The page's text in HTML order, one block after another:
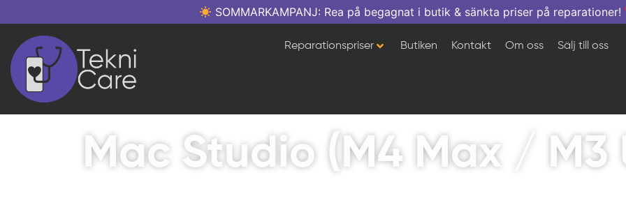
SOMMARKAMPANJ: Rea på begagnat i butik & sänkta priser på reparationer!
Reparationspriser Butiken Kontakt Om oss Sälj till oss
Mac Studio (M4 Max / M3